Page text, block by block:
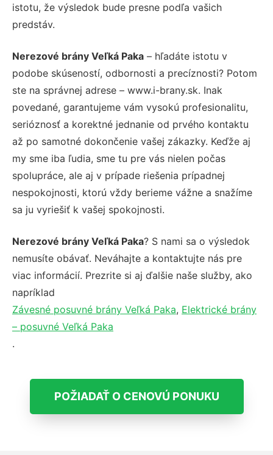
istotu, že výsledok bude presne podľa vašich
predstáv.
Nerezové brány Veľká Paka – hľadáte istotu v
podobe skúseností, odbornosti a precíznosti? Potom
ste na správnej adrese – www.i-brany.sk. Inak
povedané, garantujeme vám vysokú profesionalitu,
serióznosť a korektné jednanie od prvého kontaktu
až po samotné dokončenie vašej zákazky. Keďže aj
my sme iba ľudia, sme tu pre vás nielen počas
spolupráce, ale aj v prípade riešenia prípadnej
nespokojnosti, ktorú vždy berieme vážne a snažíme
sa ju vyriešiť k vašej spokojnosti.
Nerezové brány Veľká Paka? S nami sa o výsledok
nemusíte obávať. Neváhajte a kontaktujte nás pre
viac informácií. Prezrite si aj ďalšie naše služby, ako
napríklad
Závesné posuvné brány Veľká Paka, Elektrické brány
– posuvné Veľká Paka
.
POŽIADAŤ O CENOVÚ PONUKU